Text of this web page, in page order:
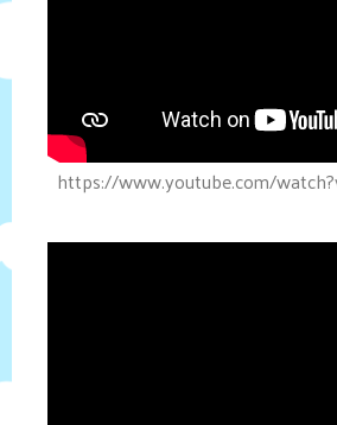
https://www.youtube.com/